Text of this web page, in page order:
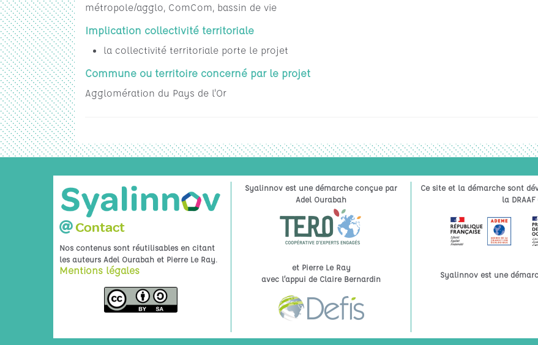
métropole/agglo, ComCom, bassin de vie
Implication collectivité territoriale
la collectivité territoriale porte le projet
Commune ou territoire concerné par le projet
Agglomération du Pays de l'Or
Contact
Nos contenus sont réutilisables en citant
les auteurs Adel Ourabah et Pierre Le Ray.
Mentions légales
Syalinnov est une démarche conçue par
Adel Ourabah
et Pierre Le Ray
avec l’appui de Claire Bernardin
Ce site et la démarche sont
la
Syalinnov est une